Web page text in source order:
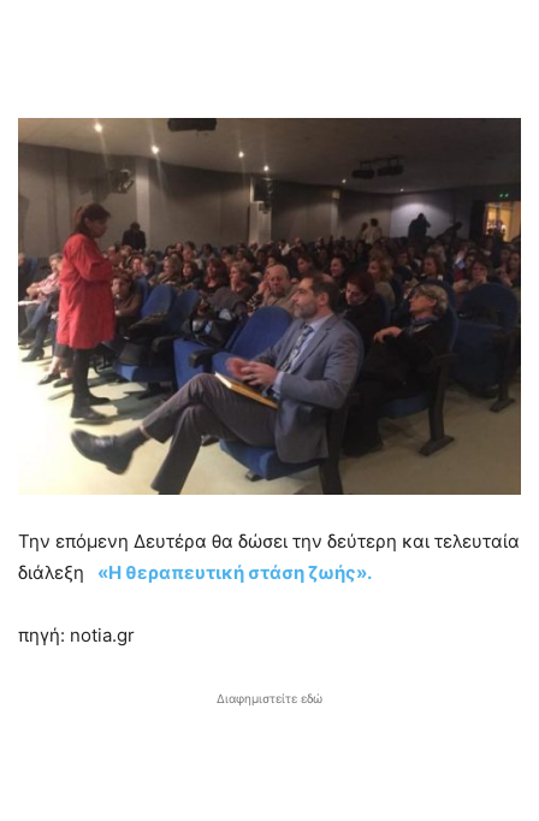
Την επόμενη Δευτέρα θα δώσει την δεύτερη και τελευταία
διάλεξη
«Η θεραπευτική στάση ζωής».
πηγή: notia.gr
Διαφημιστείτε εδώ